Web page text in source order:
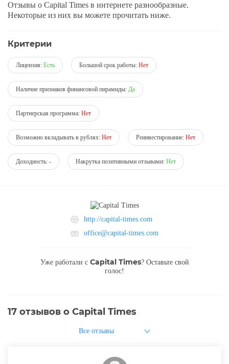
Отзывы о Capital Times в интернете разнообразные.
Некоторые из них вы можете прочитать ниже.
Критерии
Лицензия: Есть Большой срок работы: Нет
Наличие признаков финансовой пирамиды: Да
Партнерская программа: Нет
Возможно вкладывать в рублях: Нет Реинвестирование: Нет
Доходность: - Накрутка позитивными отзывами: Нет
http://capital-times.com
office@capital-times.com
Уже работали с Capital Times? Оставьте свой
голос!
17 отзывов о Capital Times